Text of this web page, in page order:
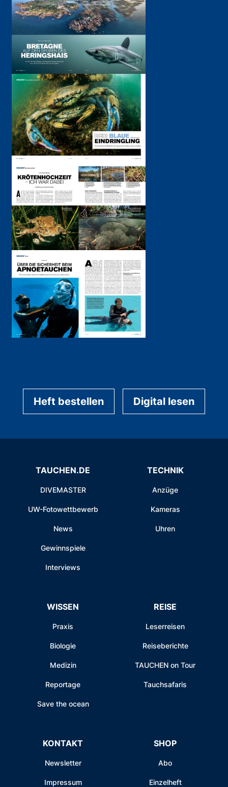
Heft bestellen Digital lesen
TAUCHEN.DE
DIVEMASTER
UW-Fotowettbewerb
News
Gewinnspiele
Interviews
TECHNIK
Anzüge
Kameras
Uhren
WISSEN
Praxis
Biologie
Medizin
Reportage
Save the ocean
REISE
Leserreisen
Reiseberichte
TAUCHEN on Tour
Tauchsafaris
KONTAKT
Newsletter
Impressum
SHOP
Abo
Einzelheft